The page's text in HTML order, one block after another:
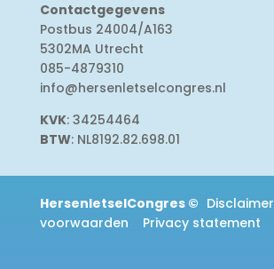
Contactgegevens
Postbus 24004/A163
5302MA Utrecht
085-4879310
info@hersenletselcongres.nl
KVK: 34254464
BTW: NL8192.82.698.01
HersenletselCongres © Disclaimer
voorwaarden
Privacy statement